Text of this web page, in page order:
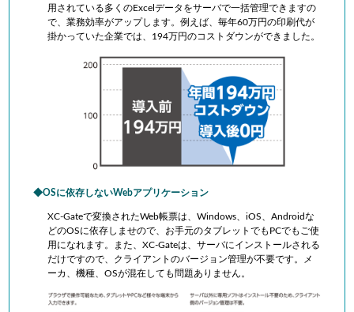
用されている多くのExcelデータをサーバで一括管理できますの
で、業務効率がアップします。例えば、毎年60万円の印刷代が
掛かっていた企業では、194万円のコストダウンができました。
OSに依存しないWebアプリケーション
XC-Gateで変換されたWeb帳票は、Windows、iOS、Androidな
どのOSに依存しませので、お手元のタブレットでもPCでもご使
用になれます。また、XC-Gateは、サーバにインストールされる
だけですので、クライアントのバージョン管理が不要です。メ
ーカ、機種、OSが混在しても問題ありません。